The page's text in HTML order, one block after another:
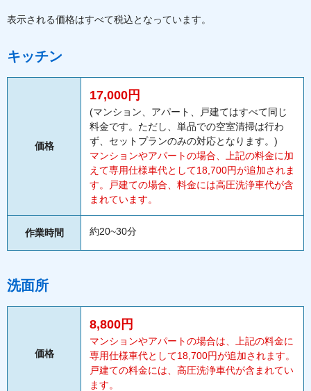
表示される価格はすべて税込となっています。
キッチン
価格
17,000円
(マンション、アパート、戸建てはすべて同じ
料金です。ただし、単品での空室清掃は行わ
ず、セットプランのみの対応となります。)
マンションやアパートの場合、上記の料金に加
えて専用仕様車代として18,700円が追加されま
す。戸建ての場合、料金には高圧洗浄車代が含
まれています。
作業時間 約20~30分
洗面所
価格
8,800円
マンションやアパートの場合は、上記の料金に
専用仕様車代として18,700円が追加されます。
戸建ての料金には、高圧洗浄車代が含まれてい
ます。